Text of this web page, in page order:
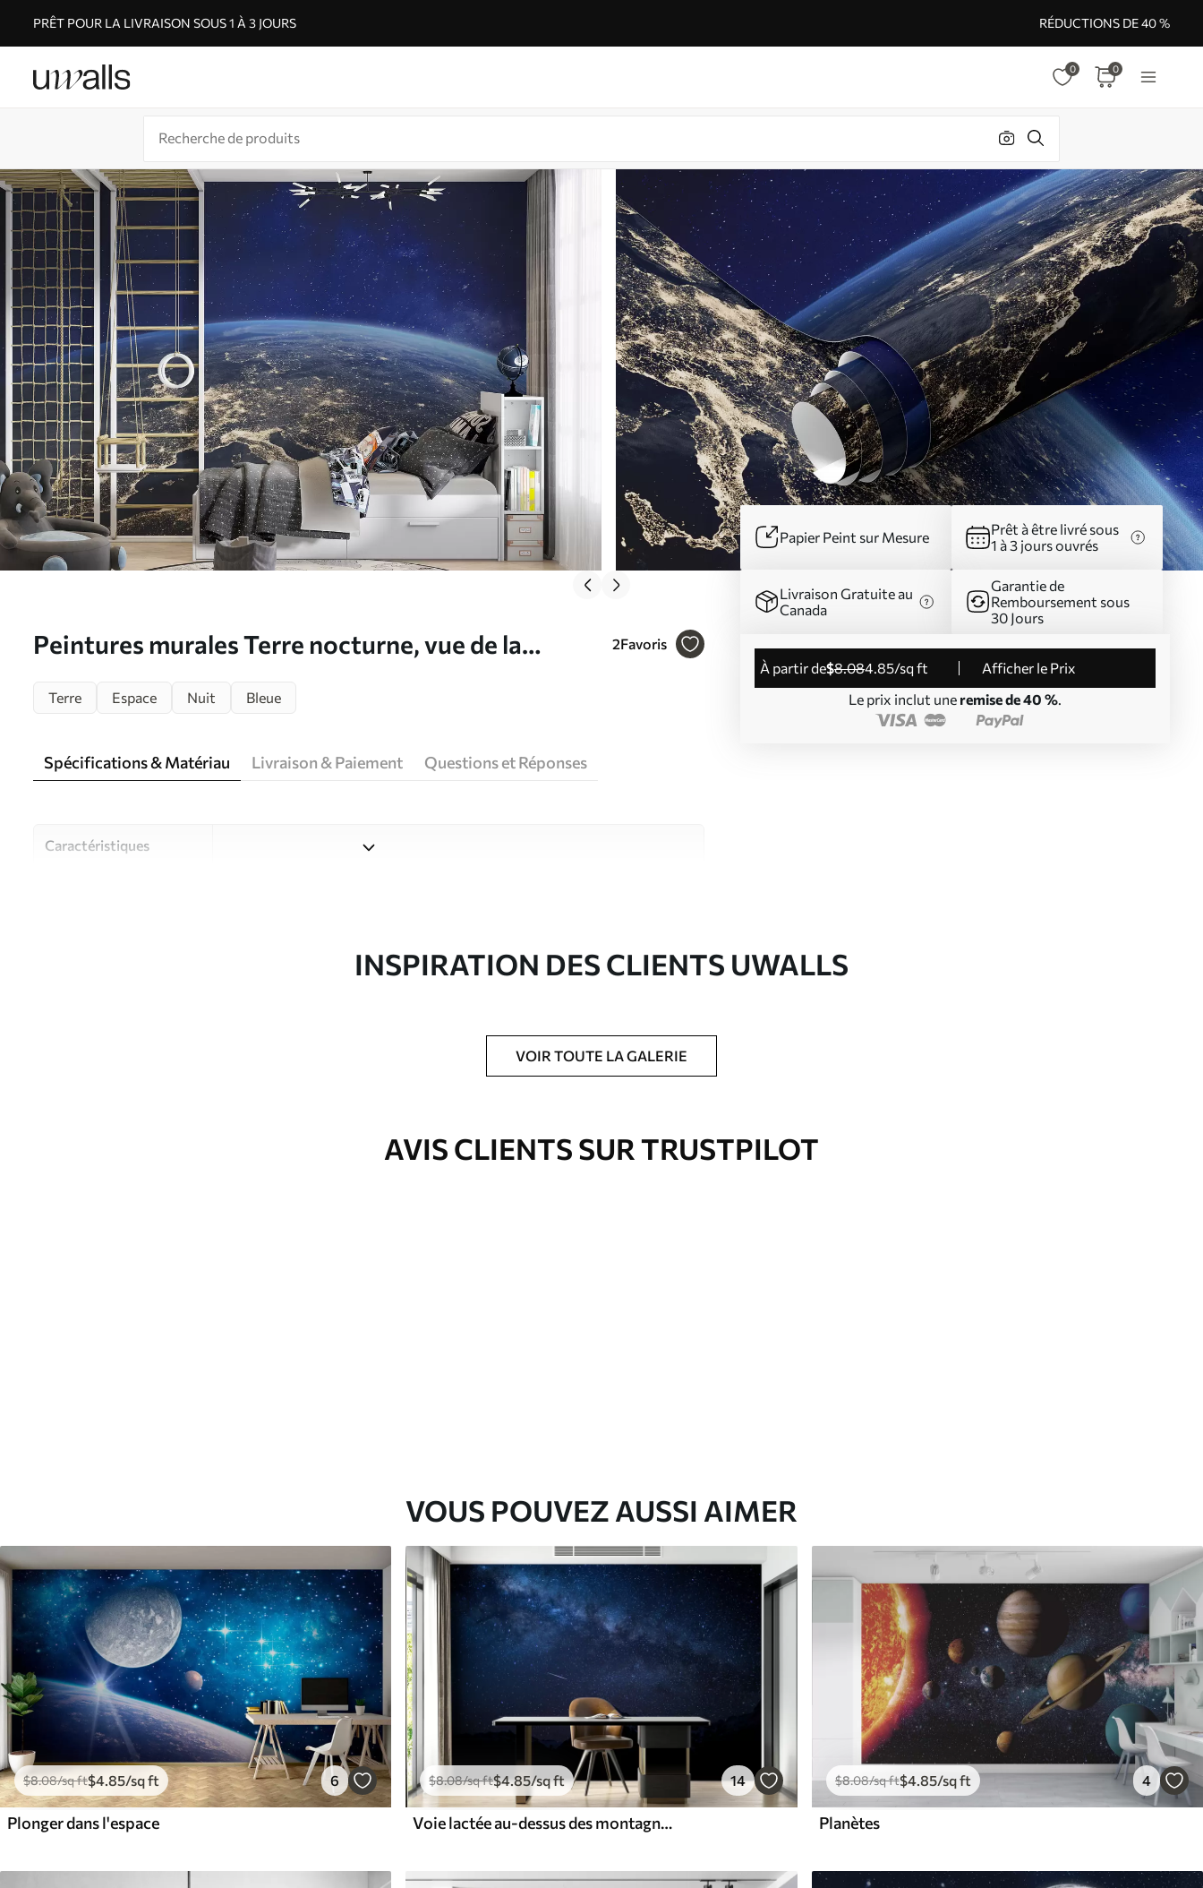
PRÊT POUR LA LIVRAISON SOUS 1 À 3 JOURS RÉDUCTIONS DE 40 %
0 0
Peintures murales Terre nocturne, vue de la
2Favoris
Papier Peint sur Mesure
Prêt à être livré sous
1 à 3 jours ouvrés
Livraison Gratuite au
Canada
Garantie de
Remboursement sous
30 Jours
à partir de$8.084.85/sq ft
Afficher le Prix
Le prix inclut une remise de 40 %.
Terre Espace Nuit Bleue
Spécifications & Matériau Livraison & Paiement Questions et Réponses
Caractéristiques
Studio de design Uwalls
Imprimé sur commande et livré en rouleaux jusqu’à 50 cm de large.
INSPIRATION DES CLIENTS UWALLS
VOIR TOUTE LA GALERIE
AVIS CLIENTS SUR TRUSTPILOT
VOUS POUVEZ AUSSI AIMER
$8.08/sq ft$4 .85/sq ft 6
Plonger dans l'espace
$8.08/sq ft$4.85/sq ft 14
Voie lactée au-dessus des montagnes
$8.08/sq ft$4.85/sq ft 4
Planètes